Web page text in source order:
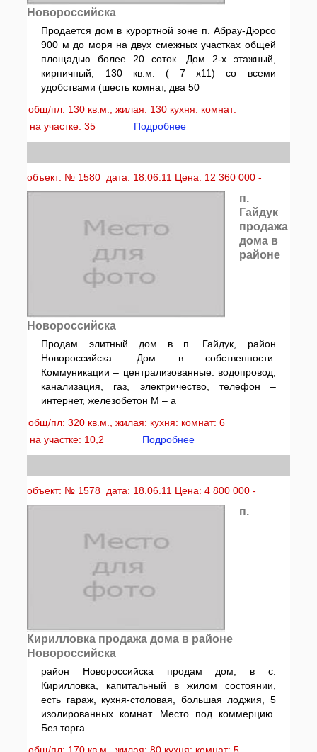
Новороссийска
Продается дом в курортной зоне п. Абрау-Дюрсо
900 м до моря на двух смежных участках общей
площадью более 20 соток. Дом 2-х этажный,
кирпичный, 130 кв.м. ( 7 х11) со всеми
удобствами (шесть комнат, два 50
общ/пл: 130 кв.м., жилая: 130 кухня: комнат:
на участке: 35
Подробнее
объект: № 1580 дата: 18.06.11 Цена: 12 360 000 -
п.
Гайдук
продажа
дома в
районе
Новороссийска
Продам элитный дом в п. Гайдук, район
Новороссийска. Дом в собственности.
Коммуникации – централизованные: водопровод,
канализация, газ, электричество, телефон –
интернет, железобетон М – а
общ/пл: 320 кв.м., жилая: кухня: комнат: 6
на участке: 10,2
Подробнее
объект: № 1578 дата: 18.06.11 Цена: 4 800 000 -
п.
Кирилловка продажа дома в районе
Новороссийска
район Новороссийска продам дом, в с.
Кирилловка, капитальный в жилом состоянии,
есть гараж, кухня-столовая, большая лоджия, 5
изолированных комнат. Место под коммерцию.
Без торга